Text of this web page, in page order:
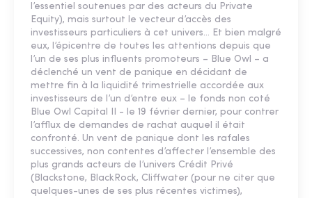
l’essentiel soutenues par des acteurs du Private
Equity), mais surtout le vecteur d’accès des
investisseurs particuliers à cet univers… Et bien malgré
eux, l’épicentre de toutes les attentions depuis que
l’un de ses plus influents promoteurs – Blue Owl – a
déclenché un vent de panique en décidant de
mettre fin à la liquidité trimestrielle accordée aux
investisseurs de l’un d’entre eux – le fonds non coté
Blue Owl Capital II - le 19 février dernier, pour contrer
l’afflux de demandes de rachat auquel il était
confronté. Un vent de panique dont les rafales
successives, non contentes d’affecter l’ensemble des
plus grands acteurs de l’univers Crédit Privé
(Blackstone, BlackRock, Cliffwater (pour ne citer que
quelques-unes de ses plus récentes victimes),